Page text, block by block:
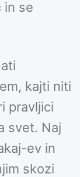
in se
kajti niti
pravljici
svet. Naj
ev in
skozi